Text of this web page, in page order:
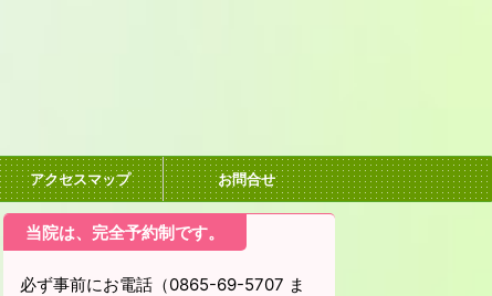
アクセスマップ お問合せ
当院は、完全予約制です。
必ず事前にお電話（0865-69-5707 ま